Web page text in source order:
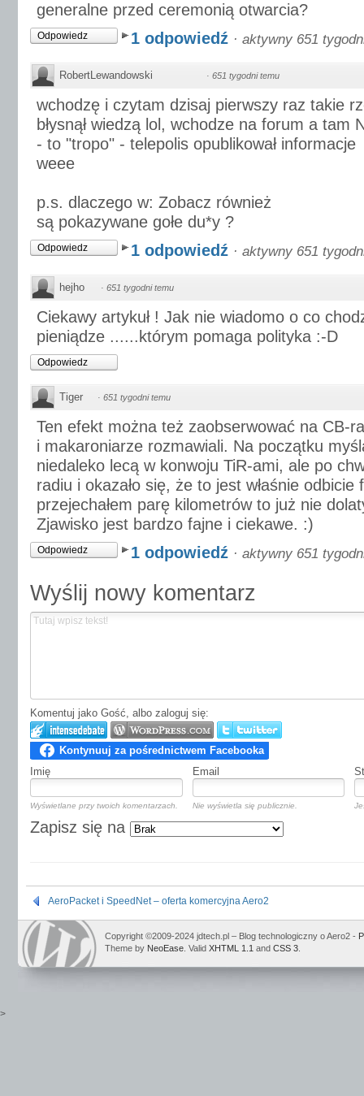
generalne przed ceremonią otwarcia?
Odpowiedz 1 odpowiedź · aktywny 651
RobertLewandowski · 651 tygodni temu
wchodzę i czytam dzisaj pierwszy raz takie
błysnął wiedzą lol, wchodze na forum a tam
- to "tropo" - telepolis opublikował informacje
weee
p.s. dlaczego w: Zobacz również
są pokazywane gołe du*y ?
Odpowiedz 1 odpowiedź · aktywny 651
hejho · 651 tygodni temu
Ciekawy artykuł ! Jak nie wiadomo o co
pieniądze ......którym pomaga polityka :-D
Odpowiedz
Tiger · 651 tygodni temu
Ten efekt można też zaobserwować na CB-
i makaroniarze rozmawiali. Na początku
niedaleko lecą w konwoju TiR-ami, ale po
radiu i okazało się, że to jest właśnie odbicie
przejechałem parę kilometrów to już nie
Zjawisko jest bardzo fajne i ciekawe. :)
Odpowiedz 1 odpowiedź · aktywny 651
Wyślij nowy komentarz
Komentuj jako Gość, albo zaloguj się:
Imię Email
Wyświetlane przy twoich komentarzach. Nie wyświetla się publicznie.
Zapisz się na
AeroPacket i SpeedNet – oferta komercyjna Aero2
Copyright ©2009-2024 jdtech.pl – Blog technologiczny o Aero2 -
Theme by NeoEase . Valid XHTML 1.1 and CSS 3
>